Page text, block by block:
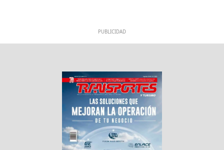
PUBLICIDAD